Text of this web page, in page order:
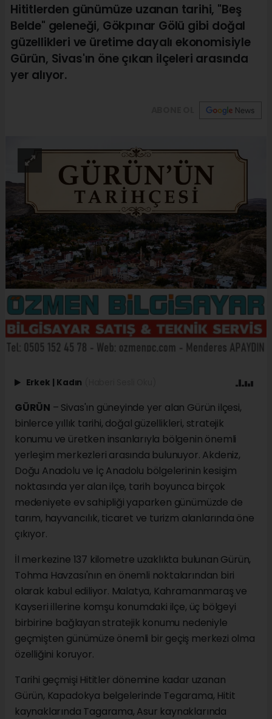
Hititlerden günümüze uzanan tarihi, "Beş
Belde" geleneği, Gökpınar Gölü gibi doğal
güzellikleri ve üretime dayalı ekonomisiyle
Gürün, Sivas'ın öne çıkan ilçeleri arasında
yer alıyor.
Erkek | Kadın
GÜRÜN – Sivas'ın güneyinde yer alan Gürün ilçesi,
binlerce yıllık tarihi, doğal güzellikleri, stratejik
konumu ve üretken insanlarıyla bölgenin önemli
yerleşim merkezleri arasında bulunuyor. Akdeniz,
Doğu Anadolu ve İç Anadolu bölgelerinin kesişim
noktasında yer alan ilçe, tarih boyunca birçok
medeniyete ev sahipliği yaparken günümüzde de
tarım, hayvancılık, ticaret ve turizm alanlarında öne
çıkıyor.
İl merkezine 137 kilometre uzaklıkta bulunan Gürün,
Tohma Havzası'nın en önemli noktalarından biri
olarak kabul ediliyor. Malatya, Kahramanmaraş ve
Kayseri illerine komşu konumdaki ilçe, üç bölgeyi
birbirine bağlayan stratejik konumu nedeniyle
geçmişten günümüze önemli bir geçiş merkezi olma
özelliğini koruyor.
Tarihi geçmişi Hititler dönemine kadar uzanan
Gürün, Kapadokya belgelerinde Tegarama, Hitit
kaynaklarında Tagarama, Asur kaynaklarında